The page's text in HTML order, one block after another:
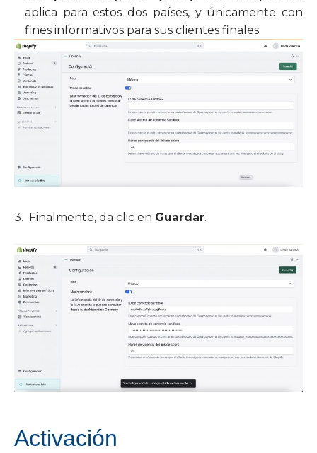
aplica para estos dos países, y únicamente con
fines informativos para sus clientes finales.
3. Finalmente, da clic en Guardar.
Activación